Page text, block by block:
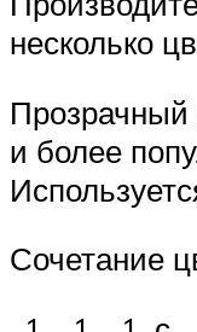
несколько
и более
Сочетание